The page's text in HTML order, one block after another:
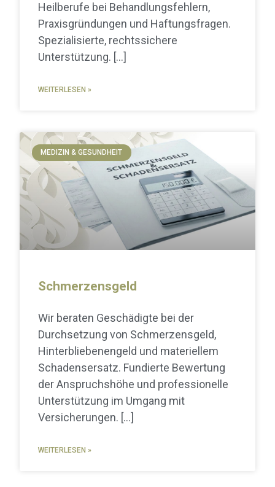
Heilberufe bei Behandlungsfehlern,
Praxisgründungen und Haftungsfragen.
Spezialisierte, rechtssichere
Unterstützung.
WEITERLESEN »
MEDIZIN & GESUNDHEIT
Schmerzensgeld
Wir beraten Geschädigte bei der
Durchsetzung von Schmerzensgeld,
Hinterbliebenengeld und materiellem
Schadensersatz. Fundierte Bewertung
der Anspruchshöhe und professionelle
Unterstützung im Umgang mit
Versicherungen.
WEITERLESEN »